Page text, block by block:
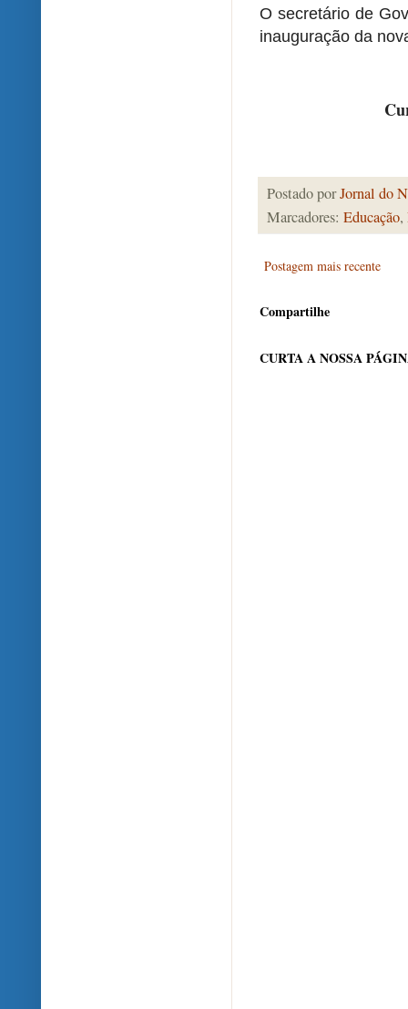
O secretário de
inauguração da
Postado porJornal do
Marcadores: Educação,
Postagem mais recente
Compartilhe
CURTA A NOSSA